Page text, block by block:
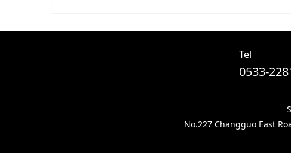
Tel
0533-
No.227 Changguo East